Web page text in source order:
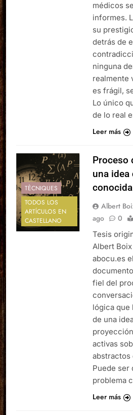
médicos
informes.
su
detrás de
ninguna
realmente
es frágil,
Lo único
de lo real
Leer más
TÈCNIQUES
TODOS LOS
ARTÍCULOS EN
CASTELLANO
Proceso
una
conocida
Albert
ago
0
Tesis
Albert
abocu.es
fiel del
lógica que
de una
activas
abstractos
Puede ser
problema
Leer más